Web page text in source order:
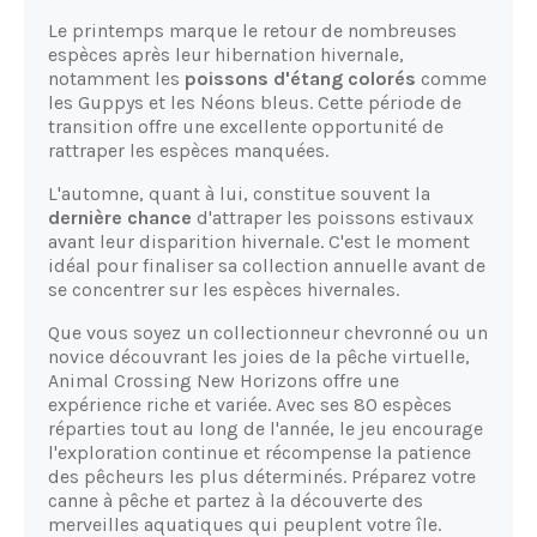
Le printemps marque le retour de nombreuses
espèces après leur hibernation hivernale,
notamment les poissons d'étang colorés comme
les Guppys et les Néons bleus. Cette période de
transition offre une excellente opportunité de
rattraper les espèces manquées.
L'automne, quant à lui, constitue souvent la
dernière chance d'attraper les poissons estivaux
avant leur disparition hivernale. C'est le moment
idéal pour finaliser sa collection annuelle avant de
se concentrer sur les espèces hivernales.
Que vous soyez un collectionneur chevronné ou un
novice découvrant les joies de la pêche virtuelle,
Animal Crossing New Horizons offre une
expérience riche et variée. Avec ses 80 espèces
réparties tout au long de l'année, le jeu encourage
l'exploration continue et récompense la patience
des pêcheurs les plus déterminés. Préparez votre
canne à pêche et partez à la découverte des
merveilles aquatiques qui peuplent votre île.